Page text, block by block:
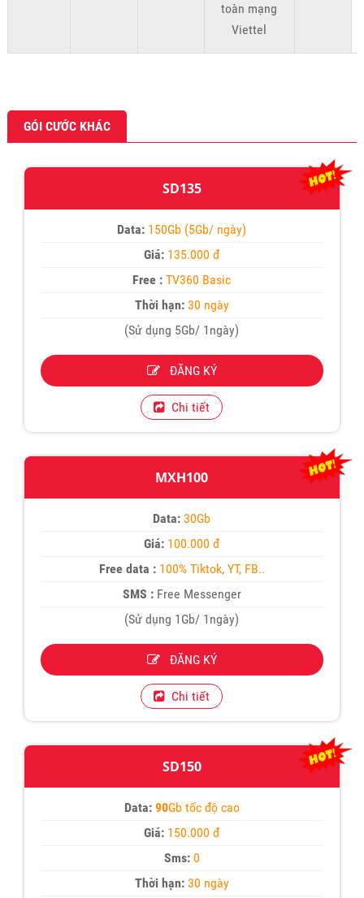
toàn mạng
Viettel
GÓI CƯỚC KHÁC
SD135
Data: 150Gb (5Gb/ ngày)
Giá: 135.000 đ
Free : TV360 Basic
Thời hạn:30 ngày
(Sử dụng 5Gb/ 1ngày)
ĐĂNG KÝ
Chi tiết
MXH100
Data: 30Gb
Giá: 100.000 đ
Free data :100% Tiktok, YT, FB..
SMS :Free Messenger
(Sử dụng 1Gb/ 1ngày)
ĐĂNG KÝ
Chi tiết
SD150
Data:90Gb tốc độ cao
Giá: 150.000 đ
Sms: 0
Thời hạn:30 ngày